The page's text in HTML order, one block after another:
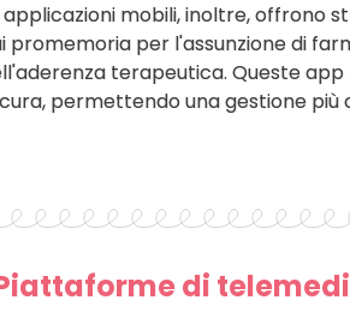
applicazioni mobili, inoltre, offrono
promemoria per l'assunzione di
terapeutica. Queste
permettendo una gestione
di